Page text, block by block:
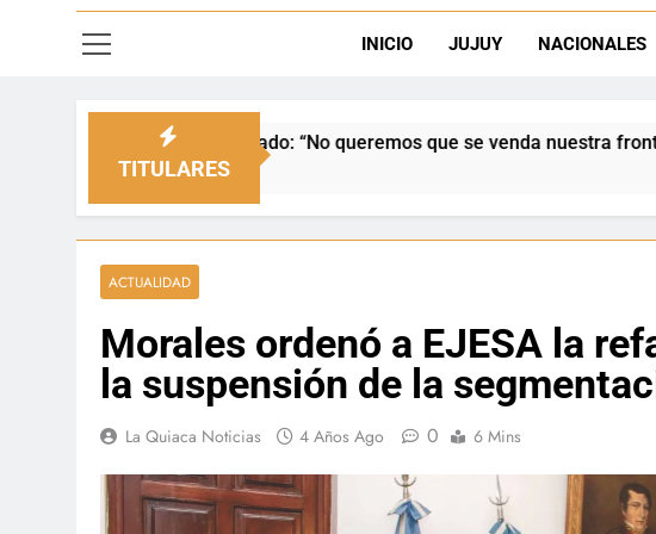
INICIO JUJUY NACIONALES
TITULARES
“No queremos que se venda nuestra frontera” Día
ACTUALIDAD
Morales ordenó a EJESA la
la suspensión de la
La Quiaca Noticias 4 Años Ago 0 6 Mins